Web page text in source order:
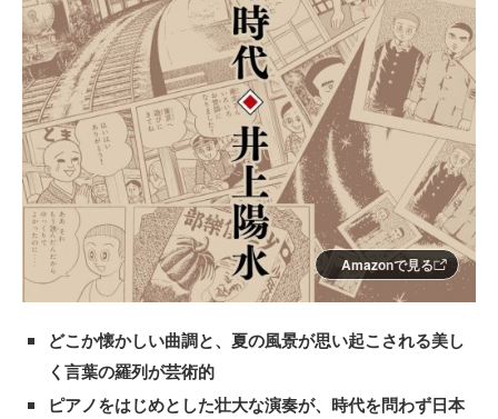
Amazonで見る
どこか懐かしい曲調と、夏の風景が思い起こされる美し
く言葉の羅列が芸術的
ピアノをはじめとした壮大な演奏が、時代を問わず日本